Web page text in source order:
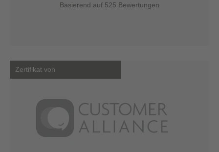
Basierend auf 525 Bewertungen
Zertifikat von